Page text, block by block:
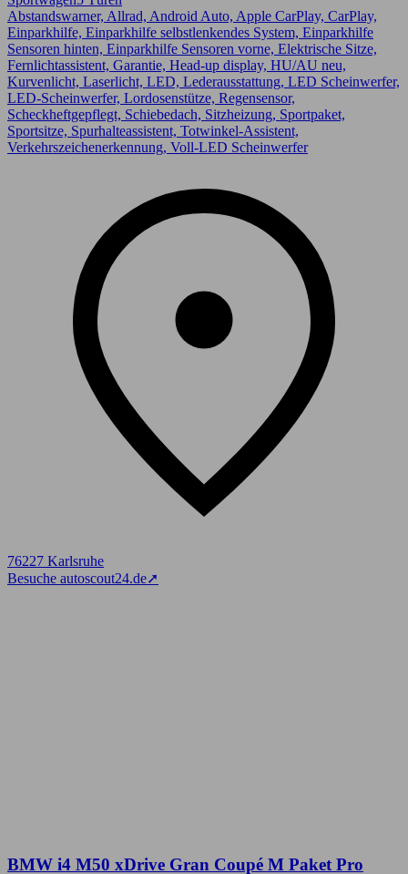
Abstandswarner, Allrad, Android Auto, Apple CarPlay, CarPlay,
Einparkhilfe, Einparkhilfe selbstlenkendes System, Einparkhilfe
Sensoren hinten, Einparkhilfe Sensoren vorne, Elektrische Sitze,
Fernlichtassistent, Garantie, Head-up display, HU/AU neu,
Kurvenlicht, Laserlicht, LED, Lederausstattung, LED Scheinwerfer,
LED-Scheinwerfer, Lordosenstütze, Regensensor,
Scheckheftgepflegt, Schiebedach, Sitzheizung, Sportpaket,
Sportsitze, Spurhalteassistent, Totwinkel-Assistent,
Verkehrszeichenerkennung, Voll-LED Scheinwerfer
76227 Karlsruhe
Besuche autoscout24.de➚
BMW i4 M50 xDrive Gran Coupé M Paket Pro